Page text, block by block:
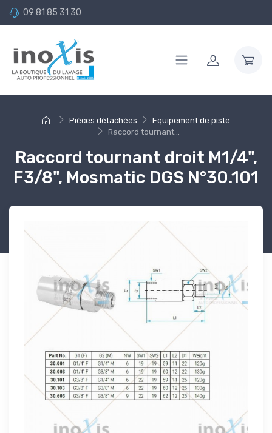
09 81 85 31 30
Pièces détachées
Equipement de piste
Raccord tournant...
Raccord tournant droit M1/4",
F3/8", Mosmatic DGS N°30.101